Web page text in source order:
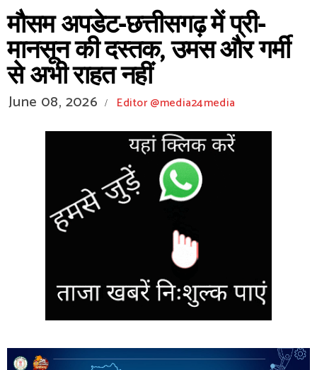
मौसम अपडेट-छत्तीसगढ़ में प्री-
मानसून की दस्तक, उमस और गर्मी
से अभी राहत नहीं
June 08, 2026 / Editor @media24media